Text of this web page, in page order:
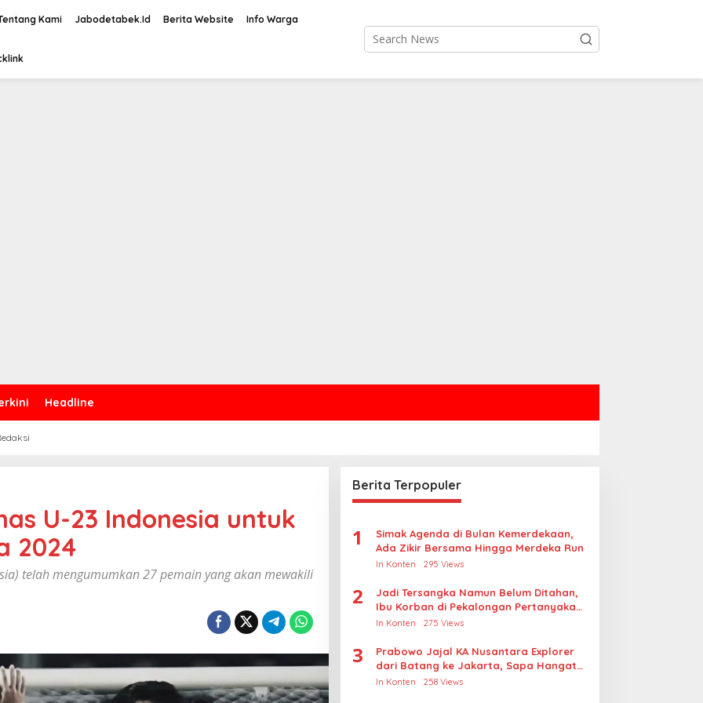
Kami Jabodetabek.Id Berita Website Info Warga
Headline
U-23 Indonesia untuk
2024
telah mengumumkan 27 pemain yang akan mewakili
Berita Terpopuler
1
Simak Agenda di Bulan Kemerdekaan,
Ada Zikir Bersama Hingga Merdeka Run
In Konten 295 Views
2
Jadi Tersangka Namun Belum Ditahan,
Ibu Korban di Pekalongan Pertanyakan
Keseriusan Polisi Tangani Kasus
In Konten 275 Views
3
Prabowo Jajal KA Nusantara Explorer
dari Batang ke Jakarta, Sapa Hangat
Warga
In Konten 258 Views